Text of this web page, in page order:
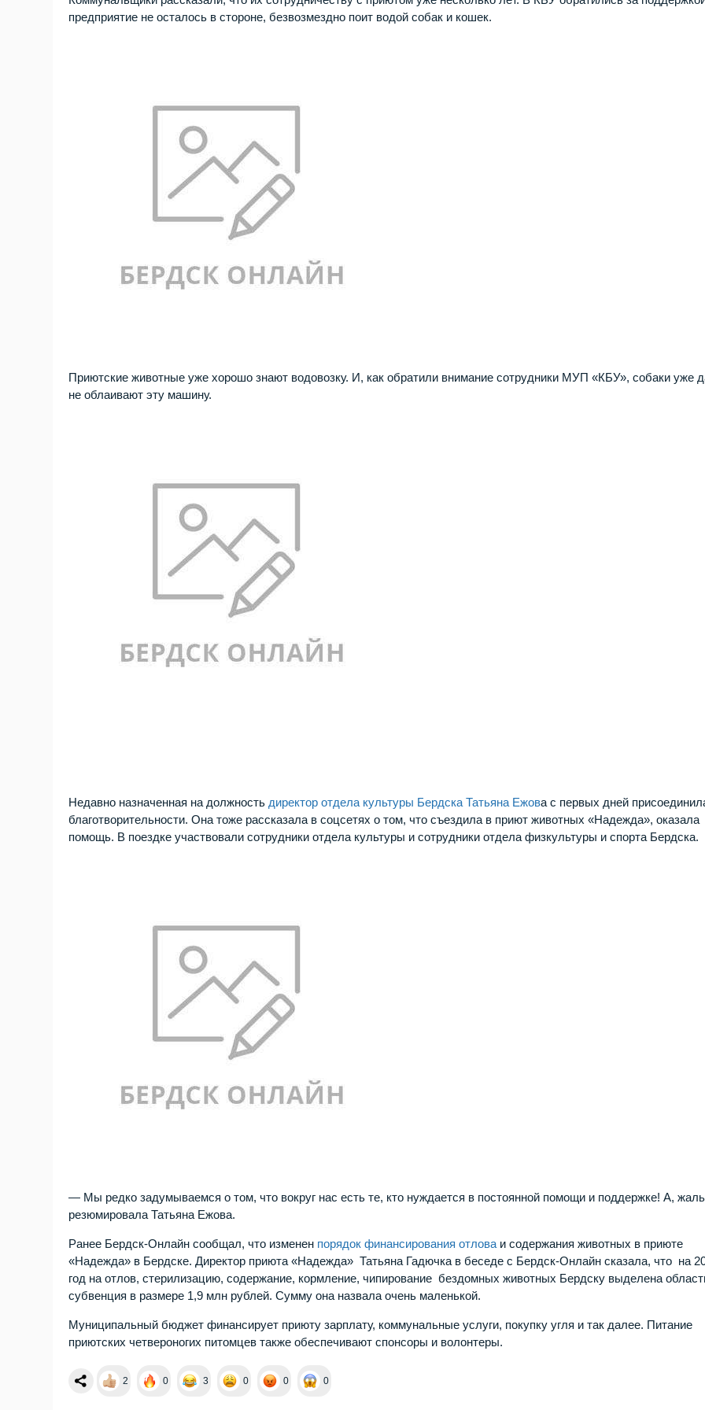
предприятие не осталось в стороне, безвозмездно поит водой собак и кошек.
Приютские животные уже хорошо знают водовозку. И, как обратили внимание сотрудники МУП «КБУ», собаки уже
не облаивают эту машину.
Недавно назначенная на должность директор отдела культуры Бердска Татьяна Ежова с первых дней
благотворительности. Она тоже рассказала в соцсетях о том, что съездила в приют животных «Надежда», оказала
помощь. В поездке участвовали сотрудники отдела культуры и сотрудники отдела физкультуры и спорта Бердска.
— Мы редко задумываемся о том, что вокруг нас есть те, кто нуждается в постоянной помощи и поддержке! А,
резюмировала Татьяна Ежова.
Ранее Бердск-Онлайн сообщал, что изменен порядок финансирования отлова и содержания животных в приюте
«Надежда» в Бердске. Директор приюта «Надежда» Татьяна Гадючка в беседе с Бердск-Онлайн сказала, что на
год на отлов, стерилизацию, содержание, кормление, чипирование бездомных животных Бердску выделена
субвенция в размере 1,9 млн рублей. Сумму она назвала очень маленькой.
Муниципальный бюджет финансирует приюту зарплату, коммунальные услуги, покупку угля и так далее. Питание
приютских четвероногих питомцев также обеспечивают спонсоры и волонтеры.
2 0 3 0 0 0